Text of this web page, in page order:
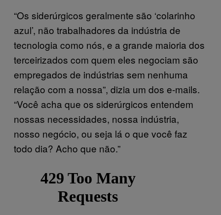
“Os siderúrgicos geralmente são ‘colarinho
azul’, não trabalhadores da indústria de
tecnologia como nós, e a grande maioria dos
terceirizados com quem eles negociam são
empregados de indústrias sem nenhuma
relação com a nossa”, dizia um dos e-mails.
“Você acha que os siderúrgicos entendem
nossas necessidades, nossa indústria,
nosso negócio, ou seja lá o que você faz
todo dia? Acho que não.”